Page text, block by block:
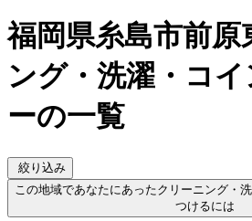
福岡県糸島市前原
ング・洗濯・コ
ーの一覧
絞り込み
この地域であなたにあったクリーニング・
つけるには